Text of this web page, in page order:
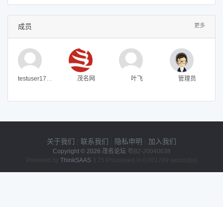
成员 更多
testuser1784381540 茂名网 叶飞 管理员
关于我们 联系我们 隐私申明 加入我们
Copyright © 2026 茂名论坛 粤B2-20040638
Powered by ThinkSAAS3.75 Processed in 0.001789 second(s)